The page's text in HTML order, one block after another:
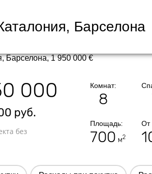
Барселона
000
руб.
без
Комнат:
8
Площадь:
700 м2
От